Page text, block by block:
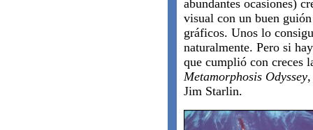
abundantes ocasiones)
visual con un buen
gráficos. Unos lo
naturalmente. Pero si
que cumplió con creces
Metamorphosis Odyssey
Jim Starlin.